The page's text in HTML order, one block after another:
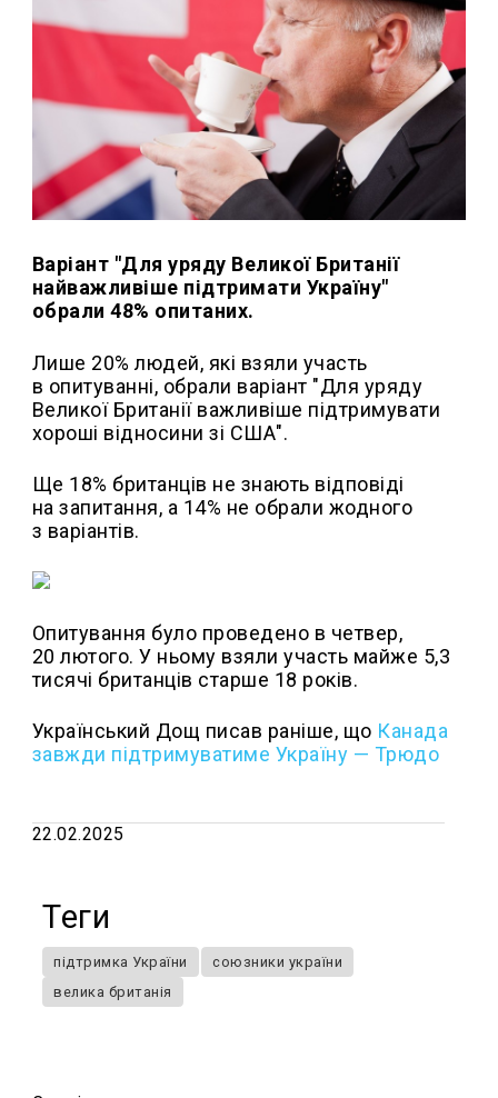
Варіант "Для уряду Великої Британії
найважливіше підтримати Україну"
обрали 48% опитаних.
Лише 20% людей, які взяли участь
в опитуванні, обрали варіант "Для уряду
Великої Британії важливіше підтримувати
хороші відносини зі США".
Ще 18% британців не знають відповіді
на запитання, а 14% не обрали жодного
з варіантів.
Опитування було проведено в четвер,
20 лютого. У ньому взяли участь майже 5,3
тисячі британців старше 18 років.
Український Дощ писав раніше, що Канада
завжди підтримуватиме Україну — Трюдо
22.02.2025
Теги
підтримка України
союзники україни
велика британія